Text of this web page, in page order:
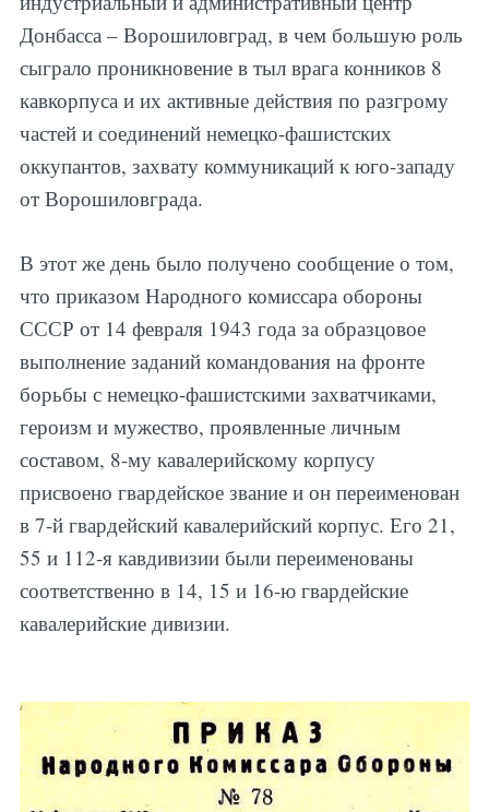
Донбасса – Ворошиловград, в чем большую роль
сыграло проникновение в тыл врага конников 8
кавкорпуса и их активные действия по разгрому
частей и соединений немецко-фашистских
оккупантов, захвату коммуникаций к юго-западу
от Ворошиловграда.
В этот же день было получено сообщение о том,
что приказом Народного комиссара обороны
СССР от 14 февраля 1943 года за образцовое
выполнение заданий командования на фронте
борьбы с немецко-фашистскими захватчиками,
героизм и мужество, проявленные личным
составом, 8-му кавалерийскому корпусу
присвоено гвардейское звание и он переименован
в 7-й гвардейский кавалерийский корпус. Его 21,
55 и 112-я кавдивизии были переименованы
соответственно в 14, 15 и 16-ю гвардейские
кавалерийские дивизии.